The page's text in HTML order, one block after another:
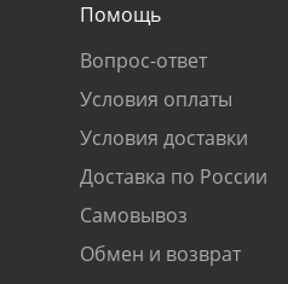
Помощь
Вопрос-ответ
Условия оплаты
Условия доставки
Доставка по России
Самовывоз
Обмен и возврат